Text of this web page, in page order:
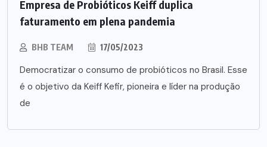
Empresa de Probióticos Keiff duplica
faturamento em plena pandemia
BHB TEAM 17/05/2023
Democratizar o consumo de probióticos no Brasil. Esse
é o objetivo da Keiff Kefir, pioneira e líder na produção
de